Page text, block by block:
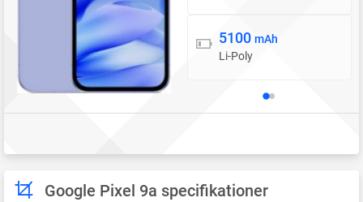
Batteri
5100 mAh
Li-Poly
Google Pixel 9a specifikationer